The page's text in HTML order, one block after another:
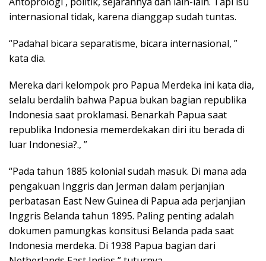
internasional tidak, karena dianggap sudah tuntas.
“Padahal bicara separatisme, bicara internasional, ”
kata dia.
Mereka dari kelompok pro Papua Merdeka ini kata dia,
selalu berdalih bahwa Papua bukan bagian republika
Indonesia saat proklamasi. Benarkah Papua saat
republika Indonesia memerdekakan diri itu berada di
luar Indonesia?., ”
“Pada tahun 1885 kolonial sudah masuk. Di mana ada
pengakuan Inggris dan Jerman dalam perjanjian
perbatasan East New Guinea di Papua ada perjanjian
Inggris Belanda tahun 1895. Paling penting adalah
dokumen pamungkas konsitusi Belanda pada saat
Indonesia merdeka. Di 1938 Papua bagian dari